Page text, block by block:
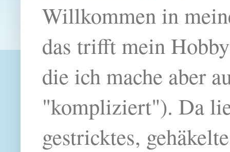
Willkommen in
das trifft mein
die ich mache aber
"kompliziert"). Da
gestricktes,